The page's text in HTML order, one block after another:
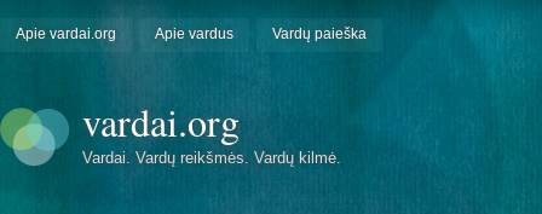
Apie vardai.org Apie vardus Vardų paieška
vardai.org
Vardai. Vardų reikšmės. Vardų kilmė.